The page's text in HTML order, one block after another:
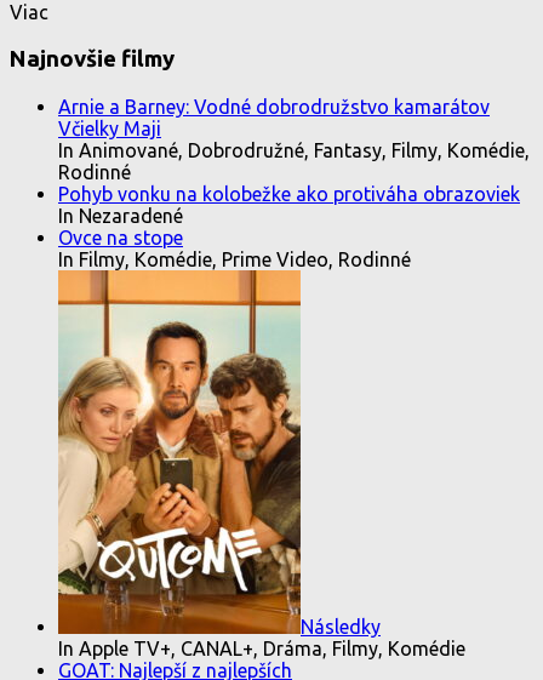
Viac
Najnovšie filmy
Arnie a Barney: Vodné dobrodružstvo kamarátov
Včielky Maji
In Animované, Dobrodružné, Fantasy, Filmy, Komédie,
Rodinné
Pohyb vonku na kolobežke ako protiváha obrazoviek
In Nezaradené
Ovce na stope
In Filmy, Komédie, Prime Video, Rodinné
Následky
In Apple TV+, CANAL+, Dráma, Filmy, Komédie
GOAT: Najlepší z najlepších